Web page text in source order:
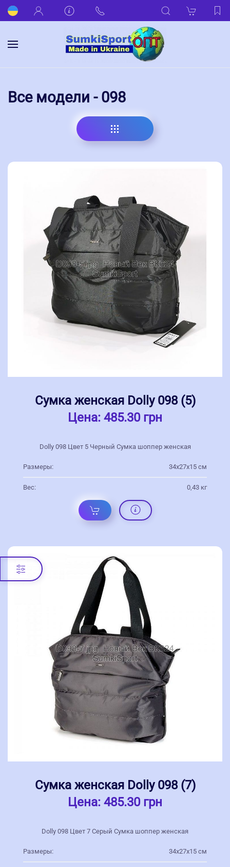
Все модели - 098
Сумка женская Dolly 098 (5)
Цена: 485.30 грн
Dolly 098 Цвет 5 Черный Сумка шоппер женская
Размеры: 34х27х15 см
Вес: 0,43 кг
Сумка женская Dolly 098 (7)
Цена: 485.30 грн
Dolly 098 Цвет 7 Серый Сумка шоппер женская
Размеры: 34х27х15 см